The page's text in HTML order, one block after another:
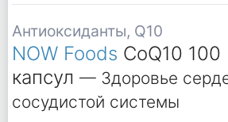
Антиоксиданты, Q10
NOW Foods CoQ10 100
капсул — Здоровье
сосудистой системы